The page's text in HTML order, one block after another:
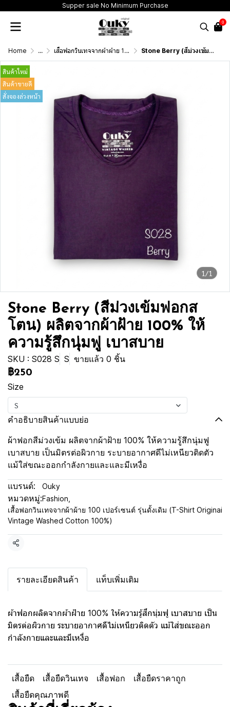
Supper sale No Minimum Purchase
0
Home ... เสื้อฟอกวินเทจจากผ้าผ้าย 100 เปอร์เซนต์ รุ่นดั้งเดิม (T-Shirt Originai Vintage Washed Cotton 100%) Stone Berry (สีม่วงเข้มฟอกสโตน) ผลิตจากผ้าฝ้าย 100% ให้ความรู้สึกนุ่มฟู เบาสบาย
1/1
สินค้าใหม่
สินค้าขายดี
สั่งจองล่วงหน้า
Stone Berry (สีม่วงเข้มฟอกส
โตน) ผลิตจากผ้าฝ้าย 100% ให้
ความรู้สึกนุ่มฟู เบาสบาย
SKU : S028 S S ขายแล้ว 0 ชิ้น
฿250
Size
S
คำอธิบายสินค้าแบบย่อ
ผ้าฟอกสีม่วงเข้ม ผลิตจากผ้าฝ้าย 100% ให้ความรู้สึกนุ่มฟู
เบาสบาย เป็นมิตรต่อผิวกาย ระบายอากาศดีไม่เหนียวติดตัว
แม้ใส่ขณะออกกำลังกายและและมีเหงื่อ
แบรนด์: Ouky
หมวดหมู่:Fashion
เสื้อฟอกวินเทจจากผ้าผ้าย 100 เปอร์เซนต์ รุ่นดั้งเดิม (T-Shirt Originai
Vintage Washed Cotton 100%)
แชร์
รายละเอียดสินค้า แท็บเพิ่มเติม
ผ้าฟอกผลิตจากผ้าฝ้าย 100% ให้ความรู้สึกนุ่มฟู เบาสบาย เป็น
มิตรต่อผิวกาย ระบายอากาศดีไม่เหนียวติดตัว แม้ใส่ขณะออก
กำลังกายและและมีเหงื่อ
เสื้อยืด เสื้อยืดวินเทจ เสื้อฟอก
เสื้อยืดราคาถูก
เสื้อยืดคุณภาพดี